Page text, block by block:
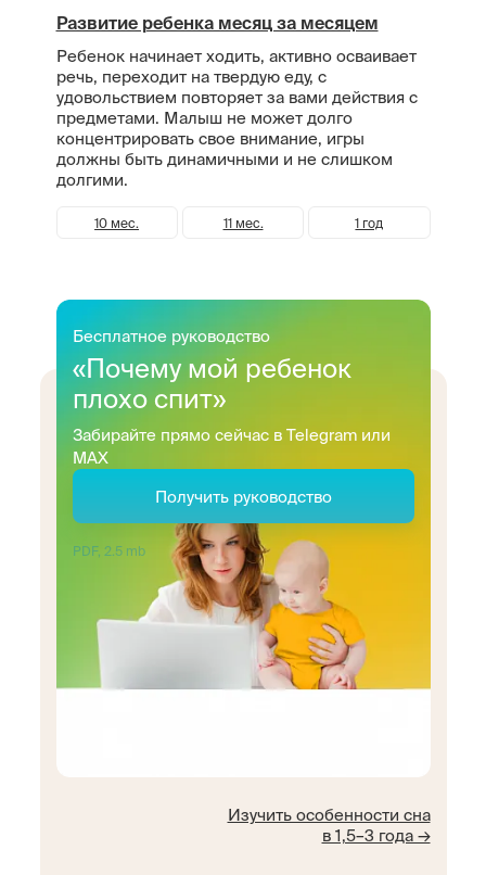
Развитие ребенка месяц за месяцем
Ребенок начинает ходить, активно осваивает
речь, переходит на твердую еду, с
удовольствием повторяет за вами действия с
предметами. Малыш не может долго
концентрировать свое внимание, игры
должны быть динамичными и не слишком
долгими.
10 мес. 11 мес. 1 год
Бесплатное руководство
«Почему мой ребенок
плохо спит»
Забирайте прямо сейчас в Telegram или
MAX
Получить руководство
PDF, 2.5 mb
Изучить особенности сна
в 1,5–3 года →